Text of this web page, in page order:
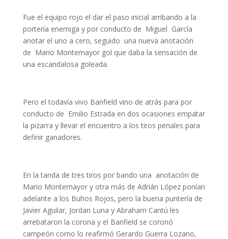
Fue el equipo rojo el dar el paso inicial arribando a la
portería enemiga y por conducto de Miguel García
anotar el uno a cero, seguido una nueva anotación
de Mario Montemayor gol que daba la sensación de
una escandalosa goleada.
Pero el todavía vivo Banfield vino de atrás para por
conducto de Emilio Estrada en dos ocasiones empatar
la pizarra y llevar el encuentro a los tiros penales para
definir ganadores.
En la tanda de tres tiros por bando una anotación de
Mario Montemayor y otra más de Adrián López ponían
adelante a los Buhos Rojos, pero la buena puntería de
Javier Aguilar, Jordan Luna y Abraham Cantú les
arrebataron la corona y el Banfield se coronó
campeón como lo reafirmó Gerardo Guerra Lozano,